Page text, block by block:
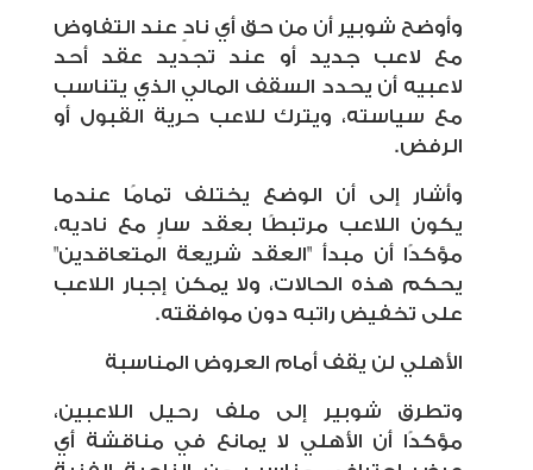
وأوضح شوبير أن من حق أي نادٍ عند التفاوض
مع لاعب جديد أو عند تجديد عقد أحد
لاعبيه أن يحدد السقف المالي الذي يتناسب
مع سياسته، ويترك للاعب حرية القبول أو
الرفض.
وأشار إلى أن الوضع يختلف تمامًا عندما
يكون اللاعب مرتبطًا بعقد سارٍ مع ناديه،
مؤكدًا أن مبدأ "العقد شريعة المتعاقدين"
يحكم هذه الحالات، ولا يمكن إجبار اللاعب
على تخفيض راتبه دون موافقته.
الأهلي لن يقف أمام العروض المناسبة
وتطرق شوبير إلى ملف رحيل اللاعبين،
مؤكدًا أن الأهلي لا يمانع في مناقشة أي